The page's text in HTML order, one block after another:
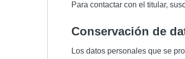
Para contactar con el titular,
conservación de
Los datos personales que se